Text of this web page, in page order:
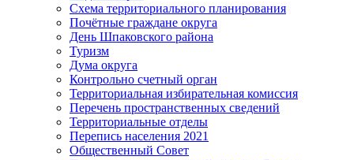
Схема территориального планирования
Почётные граждане округа
День Шпаковского района
Туризм
Дума округа
Контрольно счетный орган
Территориальная избирательная комиссия
Перечень пространственных сведений
Территориальные отделы
Перепись населения 2021
Общественный Совет